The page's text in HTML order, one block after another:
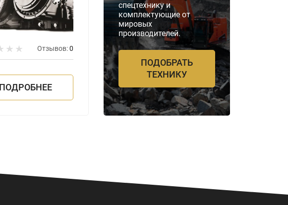
Отзывов:0
ПОДРОБНЕЕ
Отзывов:0
ПОДРОБНЕЕ
спецтехнику и
комплектующие от
мировых
производителей.
ПОДОБРАТЬ
ТЕХНИКУ